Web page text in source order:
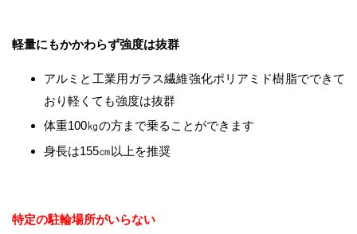
軽量にもかかわらず強度は抜群
アルミと工業用ガラス繊維強化ポリアミド樹脂でできて
おり軽くても強度は抜群
体重100㎏の方まで乗ることができます
身長は155㎝以上を推奨
特定の駐輪場所がいらない